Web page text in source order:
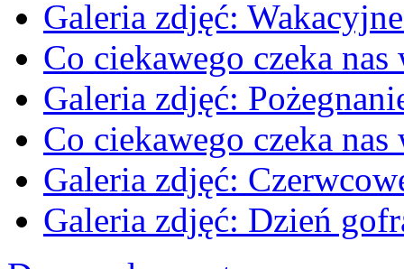
Galeria zdjęć:
Co ciekawego czeka
Galeria zdjęć:
Co ciekawego czeka
Galeria zdjęć:
Galeria zdjęć: Dzień